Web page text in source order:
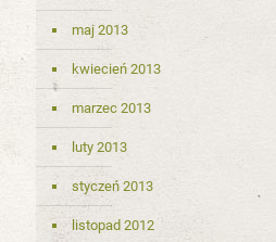
maj 2013
kwiecień 2013
marzec 2013
luty 2013
styczeń 2013
listopad 2012